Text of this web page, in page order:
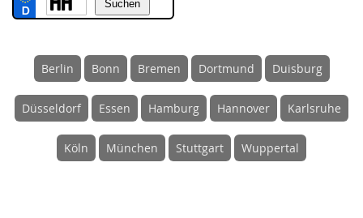
Berlin Bonn Bremen Dortmund Duisburg
Düsseldorf Essen Hamburg Hannover Karlsruhe
Köln München Stuttgart Wuppertal